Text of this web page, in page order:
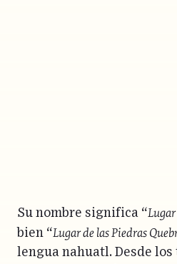
Su nombre significa “Lugar
bien “Lugar de las Piedras
lengua nahuatl. Desde